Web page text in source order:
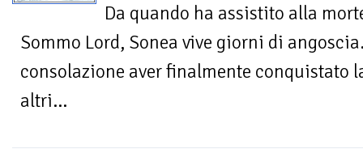
Da quando ha assistito alla
Sommo Lord, Sonea vive giorni di
consolazione aver finalmente conquistato
altri...